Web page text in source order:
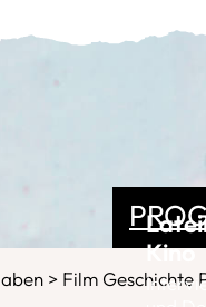
Film Geschichte
Kino